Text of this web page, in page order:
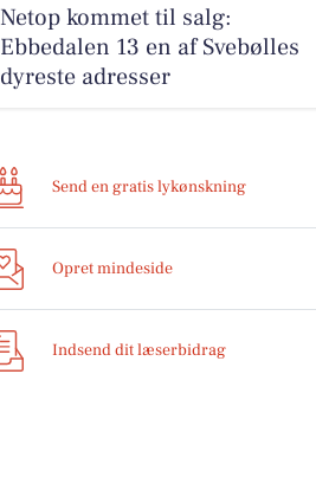
Netop kommet til salg:
Ebbedalen 13 en af Svebølles
dyreste adresser
Send en gratis lykønskning
Opret mindeside
Indsend dit læserbidrag